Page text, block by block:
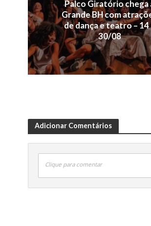
Palco Giratório chega
Grande BH com
de dança e teatro – 14
30/08
Adicionar Comentários
Clique para comentar